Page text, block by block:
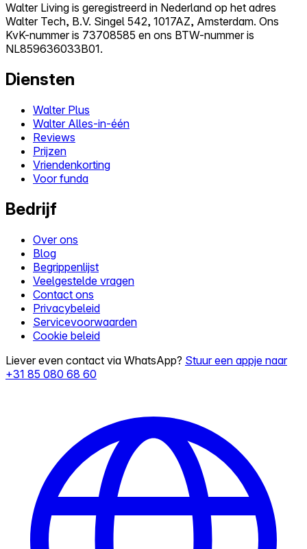
Walter Living is geregistreerd in Nederland op het adres
Walter Tech, B.V. Singel 542, 1017AZ, Amsterdam. Ons
KvK-nummer is 73708585 en ons BTW-nummer is
NL859636033B01.
Diensten
Walter Plus
Walter Alles-in-één
Reviews
Prijzen
Vriendenkorting
Voor funda
Bedrijf
Over ons
Blog
Begrippenlijst
Veelgestelde vragen
Contact ons
Privacybeleid
Servicevoorwaarden
Cookie beleid
Liever even contact via WhatsApp? Stuur een appje naar
+31 85 080 68 60